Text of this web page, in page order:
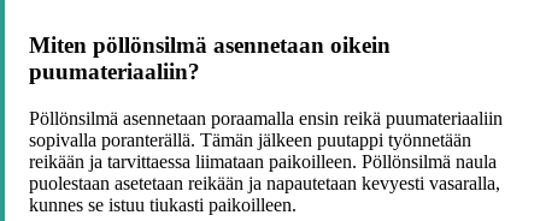
Miten pöllönsilmä asennetaan oikein
puumateriaaliin?
Pöllönsilmä asennetaan poraamalla ensin reikä puumateriaaliin
sopivalla poranterällä. Tämän jälkeen puutappi työnnetään
reikään ja tarvittaessa liimataan paikoilleen. Pöllönsilmä naula
puolestaan asetetaan reikään ja napautetaan kevyesti vasaralla,
kunnes se istuu tiukasti paikoilleen.